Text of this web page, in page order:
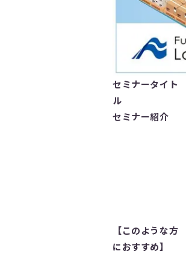
セミナータイト
ル
セミナー紹介
【このような方
におすすめ】